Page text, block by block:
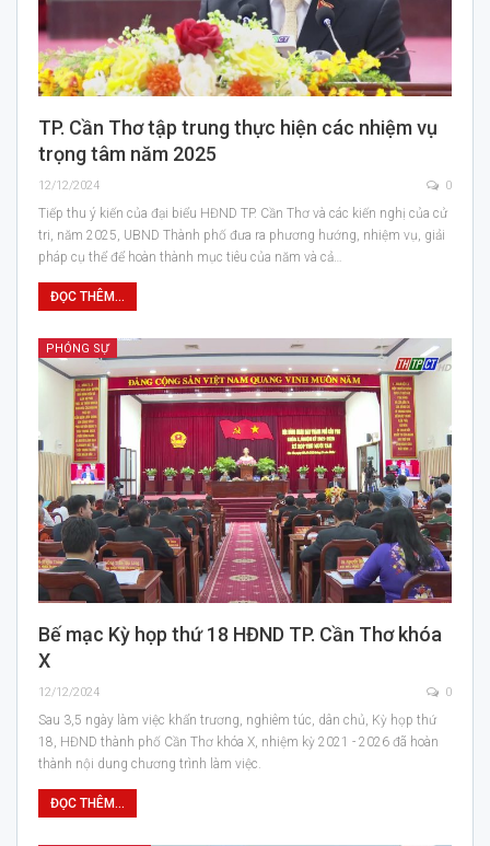
TP. Cần Thơ tập trung thực hiện các nhiệm vụ
trọng tâm năm 2025
12/12/2024 0
Tiếp thu ý kiến của đại biểu HĐND TP. Cần Thơ và các kiến nghị của cử
tri, năm 2025, UBND Thành phố đưa ra phương hướng, nhiệm vụ, giải
pháp cụ thể để hoàn thành mục tiêu của năm và cả…
ĐỌC THÊM...
PHÓNG SỰ
Bế mạc Kỳ họp thứ 18 HĐND TP. Cần Thơ khóa
X
12/12/2024 0
Sau 3,5 ngày làm việc khẩn trương, nghiêm túc, dân chủ, Kỳ họp thứ
18, HĐND thành phố Cần Thơ khóa X, nhiệm kỳ 2021 - 2026 đã hoàn
thành nội dung chương trình làm việc.
ĐỌC THÊM...